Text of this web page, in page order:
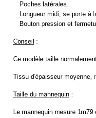
Poches latérales.
Longueur midi, se porte à
Bouton pression et
Conseil :
Ce modèle taille
Tissu d'épaisseur moyenne,
Taille du mannequin :
Le mannequin mesure